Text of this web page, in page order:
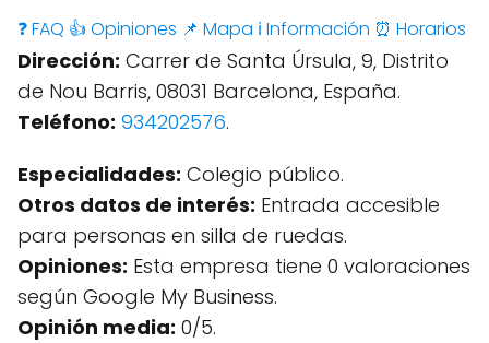
❓ FAQ 👍 Opiniones 📌 Mapa ℹ️ Información ⏰ Horarios
Dirección: Carrer de Santa Úrsula, 9, Distrito
de Nou Barris, 08031 Barcelona, España.
Teléfono: 934202576.
Especialidades: Colegio público.
Otros datos de interés: Entrada accesible
para personas en silla de ruedas.
Opiniones: Esta empresa tiene 0 valoraciones
según Google My Business.
Opinión media: 0/5.